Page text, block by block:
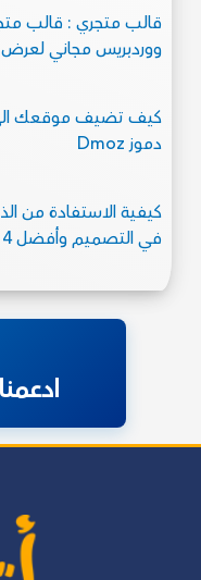
قالب متجري : قالب
ووردبريس مجاني لعرض
كيف تضيف موقعك الى
دموز Dmoz
كيفية الاستفادة من
في التصميم وأفضل 4 أدوات